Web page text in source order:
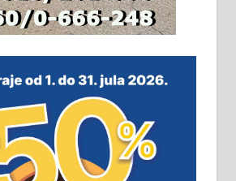
од 8 ари у Зеленом
Могућа
63-584
ОГЛАСИ